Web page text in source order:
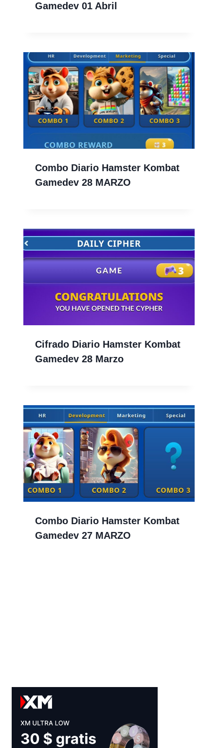
Gamedev 01 Abril
Combo Diario Hamster Kombat
Gamedev 28 MARZO
Cifrado Diario Hamster Kombat
Gamedev 28 Marzo
Combo Diario Hamster Kombat
Gamedev 27 MARZO